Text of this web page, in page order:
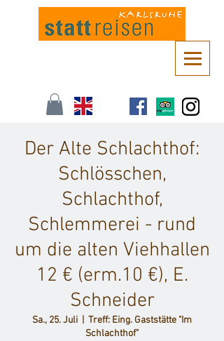
Der Alte Schlachthof:
Schlösschen,
Schlachthof,
Schlemmerei - rund
um die alten Viehhallen
12 € (erm.10 €), E.
Schneider
Sa., 25. Juli
Treff: Eing. Gaststätte "Im
Schlachthof"